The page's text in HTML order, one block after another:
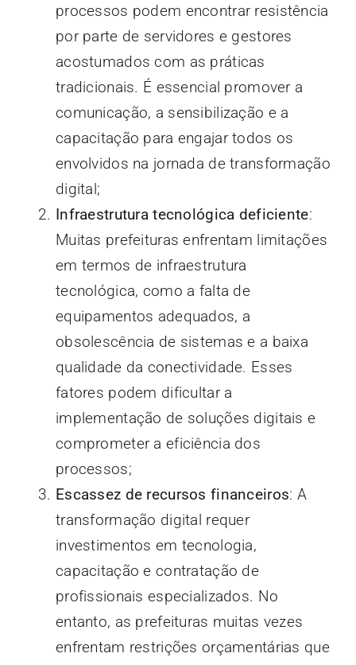
processos podem encontrar resistência
por parte de servidores e gestores
acostumados com as práticas
tradicionais. É essencial promover a
comunicação, a sensibilização e a
capacitação para engajar todos os
envolvidos na jornada de transformação
digital;
Infraestrutura tecnológica deficiente:
Muitas prefeituras enfrentam limitações
em termos de infraestrutura
tecnológica, como a falta de
equipamentos adequados, a
obsolescência de sistemas e a baixa
qualidade da conectividade. Esses
fatores podem dificultar a
implementação de soluções digitais e
comprometer a eficiência dos
processos;
Escassez de recursos financeiros: A
transformação digital requer
investimentos em tecnologia,
capacitação e contratação de
profissionais especializados. No
entanto, as prefeituras muitas vezes
enfrentam restrições orçamentárias que